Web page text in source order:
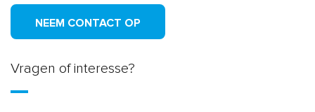
NEEM CONTACT OP
Vragen of interesse?